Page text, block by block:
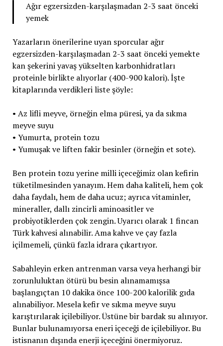
Ağır egzersizden-karşılaşmadan 2-3 saat önceki
yemek
Yazarların önerilerine uyan sporcular ağır
egzersizden-karşılaşmadan 2-3 saat önceki yemekte
kan şekerini yavaş yükselten karbonhidratları
proteinle birlikte alıyorlar (400-900 kalori). İşte
kitaplarında verdikleri liste şöyle:
• Az lifli meyve, örneğin elma püresi, ya da sıkma
meyve suyu
• Yumurta, protein tozu
• Yumuşak ve liften fakir besinler (örneğin et sote).
Ben protein tozu yerine milli içeceğimiz olan kefirin
tüketilmesinden yanayım. Hem daha kaliteli, hem çok
daha faydalı, hem de daha ucuz; ayrıca vitaminler,
mineraller, dallı zincirli aminoasitler ve
probiyotiklerden çok zengin. Uyarıcı olarak 1 fincan
Türk kahvesi alınabilir. Ama kahve ve çay fazla
içilmemeli, çünkü fazla idrara çıkartıyor.
Sabahleyin erken antrenman varsa veya herhangi bir
zorunluluktan ötürü bu besin alınamamışsa
başlangıçtan 10 dakika önce 100-200 kalorilik gıda
alınabiliyor. Mesela kefir ve sıkma meyve suyu
karıştırılarak içilebiliyor. Üstüne bir bardak su alınıyor.
Bunlar bulunamıyorsa eneri içeceği de içilebiliyor. Bu
istisnanın dışında enerji içeceğini önermiyoruz.